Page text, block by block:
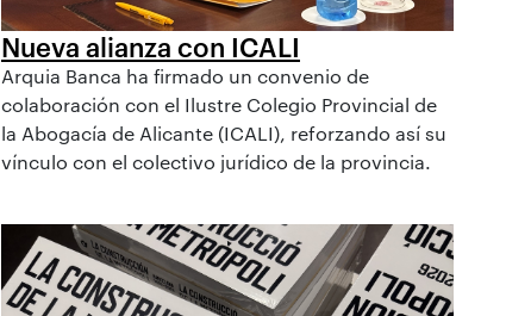
Nueva alianza con ICALI
Arquia Banca ha firmado un convenio de
colaboración con el Ilustre Colegio Provincial de
la Abogacía de Alicante (ICALI), reforzando así su
vínculo con el colectivo jurídico de la provincia.